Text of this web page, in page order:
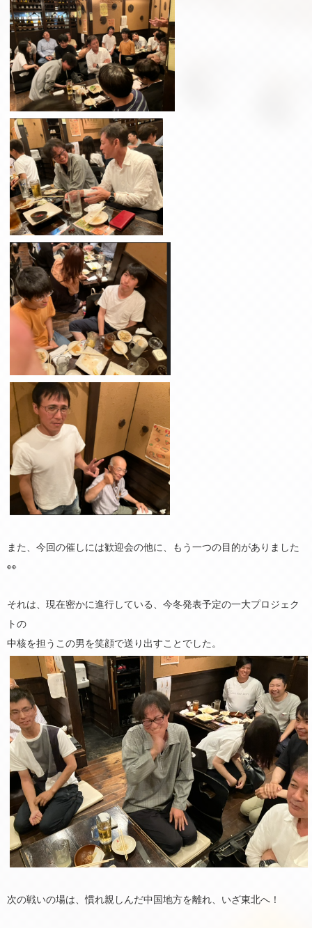
また、今回の催しには歓迎会の他に、もう一つの目的がありました
👀
それは、現在密かに進行している、今冬発表予定の一大プロジェク
トの
中核を担うこの男を笑顔で送り出すことでした。
次の戦いの場は、慣れ親しんだ中国地方を離れ、いざ東北へ！